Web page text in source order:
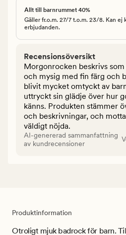
Allt till barnrummet 40%
Gäller fr.o.m. 27/7 t.o.m. 23/8. Kan ej
erbjudanden.
Recensionsöversikt
Morgonrocken beskrivs
och mysig med fin färg och
blivit mycket omtyckt av
uttryckt sin glädje över hur
känns. Produkten stämmer
och beskrivningar, och
väldigt nöjda.
AI-genererad sammanfattning
av kundrecensioner
Produktinformation
Otroligt mjuk badrock för barn.